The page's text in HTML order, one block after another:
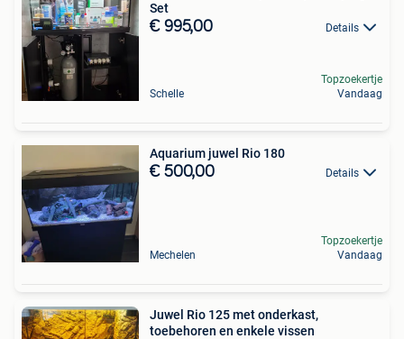
Set
€ 995,00 Details
Schelle
Topzoekertje
Vandaag
Aquarium juwel Rio 180
€ 500,00 Details
Mechelen
Topzoekertje
Vandaag
Juwel Rio 125 met onderkast,
toebehoren en enkele vissen